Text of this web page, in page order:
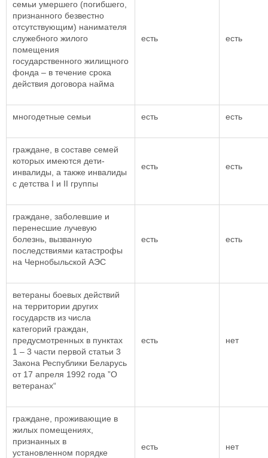
семьи умершего (погибшего,
признанного безвестно
отсутствующим) нанимателя
служебного жилого
помещения
государственного жилищного
фонда – в течение срока
действия договора найма
есть есть
многодетные семьи есть есть
граждане, в составе семей
которых имеются дети-
инвалиды, а также инвалиды
с детства I и II группы
есть есть
граждане, заболевшие и
перенесшие лучевую
болезнь, вызванную
последствиями катастрофы
на Чернобыльской АЭС
есть есть
ветераны боевых действий
на территории других
государств из числа
категорий граждан,
предусмотренных в пунктах
1 – 3 части первой статьи 3
Закона Республики Беларусь
от 17 апреля 1992 года ”О
ветеранах“
есть нет
граждане, проживающие в
жилых помещениях,
признанных в
установленном порядке
есть нет